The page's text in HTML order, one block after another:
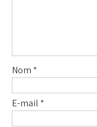
Nom *
E-mail *